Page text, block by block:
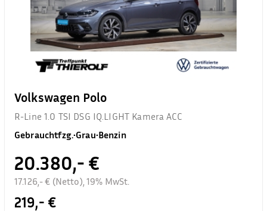
Volkswagen Polo
R-Line 1.0 TSI DSG IQ.LIGHT Kamera ACC
Gebrauchtfzg.•Grau•Benzin
20.380,- €
17.126,- € (Netto), 19% MwSt.
219,- €